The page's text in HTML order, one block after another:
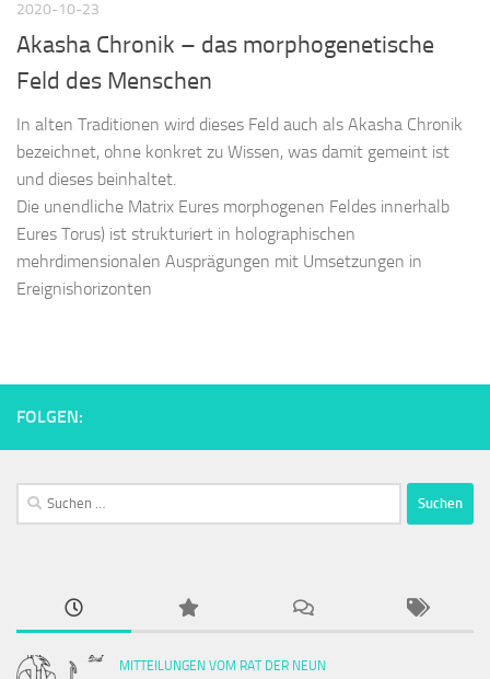
2020-10-23
Akasha Chronik – das morphogenetische
Feld des Menschen
In alten Traditionen wird dieses Feld auch als Akasha Chronik
bezeichnet, ohne konkret zu Wissen, was damit gemeint ist
und dieses beinhaltet.
Die unendliche Matrix Eures morphogenen Feldes innerhalb
Eures Torus) ist strukturiert in holographischen
mehrdimensionalen Ausprägungen mit Umsetzungen in
Ereignishorizonten
FOLGEN:
Suchen
nach:
MITTEILUNGEN VOM RAT DER NEUN